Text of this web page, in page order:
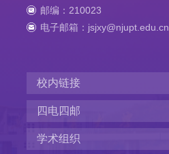
邮编：210023
电子邮箱：jsjxy@njupt.edu.cn
校内链接
四电四邮
学术组织